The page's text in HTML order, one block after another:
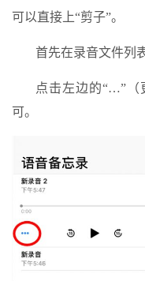
可以直接上“剪子”。
首先在录音文件列
点击左边的“…”（
可。